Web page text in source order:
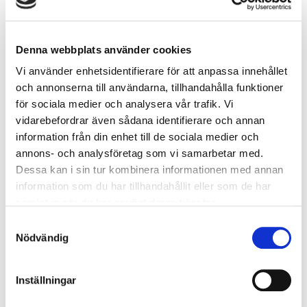
Denna webbplats använder cookies
Vi använder enhetsidentifierare för att anpassa innehållet
och annonserna till användarna, tillhandahålla funktioner
för sociala medier och analysera vår trafik. Vi
vidarebefordrar även sådana identifierare och annan
information från din enhet till de sociala medier och
annons- och analysföretag som vi samarbetar med.
Dessa kan i sin tur kombinera informationen med annan
information som du har tillhandahållit eller som de har
Nödvändig
Inställningar
personuppgifter begränsas. Med begränsning
framtiden endast får behandlas för vissa
avgränsade syften. Rätten till begränsning
gäller bland annat när den registrerade anser
att uppgifterna är felaktiga och har begärt
rättelse. I sådana fall kan den registrerade
även begära att behandlingen av uppgifterna
begränsas under tiden uppgifternas
korrekthet utreds.
Du som registrerad har rätt att invända mot
exempel alltid rätt att invända mot att hens
personuppgifter används för direkt
Du som registrerad har rätt till dataportabilitet
vilket innebär att du har rätt till att få ut och